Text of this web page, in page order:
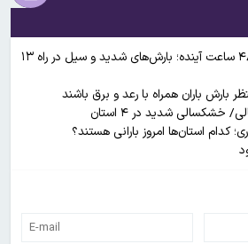
وضعیت جوی کشور در ۴۸ ساعت آینده؛ بارش‌های شدید و سیل در راه ۱۳
بارش‌ باران همراه با رعد و برق باشند
کدام استان‌ها امروز بارانی هستند؟